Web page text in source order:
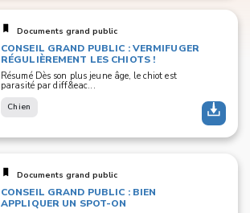
Documents grand public
CONSEIL GRAND PUBLIC : VERMIFUGER
RÉGULIÈREMENT LES CHIOTS !
Résumé Dès son plus jeune âge, le chiot est
parasité par diff&eac...
Chien
Documents grand public
CONSEIL GRAND PUBLIC : BIEN
APPLIQUER UN SPOT-ON